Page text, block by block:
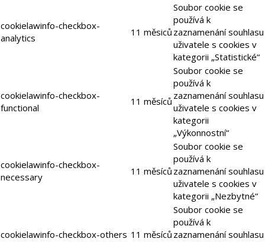
cookielawinfo-checkbox-
analytics
11 měsiců
Soubor cookie se
používá k
zaznamenání souhlasu
uživatele s cookies v
kategorii „Statistické“
cookielawinfo-checkbox-
functional
11 měsíců
Soubor cookie se
používá k
zaznamenání souhlasu
uživatele s cookies v
kategorii
„Výkonnostní“
cookielawinfo-checkbox-
necessary
11 měsíců
Soubor cookie se
používá k
zaznamenání souhlasu
uživatele s cookies v
kategorii „Nezbytné“
cookielawinfo-checkbox-others 11 měsíců
Soubor cookie se
používá k
zaznamenání souhlasu